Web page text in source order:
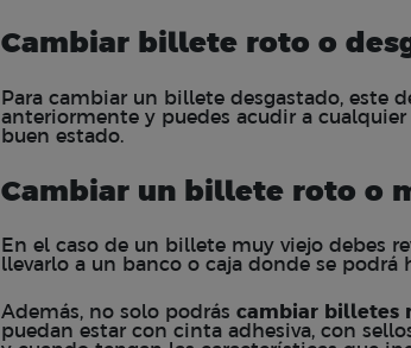
Cambiar billete roto o
Para cambiar un billete desgastado, este
anteriormente y puedes acudir a
buen estado.
Cambiar un billete roto o
En el caso de un billete muy viejo debes
llevarlo a un banco o caja donde se podrá
Además, no solo podrás cambiar billetes
puedan estar con cinta adhesiva, con